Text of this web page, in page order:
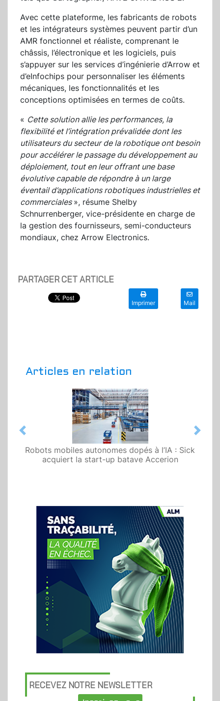
Avec cette plateforme, les fabricants de robots
et les intégrateurs systèmes peuvent partir d’un
AMR fonctionnel et réaliste, comprenant le
châssis, l’électronique et les logiciels, puis
s’appuyer sur les services d’ingénierie d’Arrow et
d’eInfochips pour personnaliser les éléments
mécaniques, les fonctionnalités et les
conceptions optimisées en termes de coûts.
« Cette solution allie les performances, la
flexibilité et l’intégration prévalidée dont les
utilisateurs du secteur de la robotique ont besoin
pour accélérer le passage du développement au
déploiement, tout en leur offrant une base
évolutive capable de répondre à un large
éventail d’applications robotiques industrielles et
commerciales », résume Shelby
Schnurrenberger, vice-présidente en charge de
la gestion des fournisseurs, semi-conducteurs
mondiaux, chez Arrow Electronics.
PARTAGER CET ARTICLE
Imprimer Mail
Articles en relation
Robots mobiles autonomes dopés à l’IA : Sick
acquiert la start-up batave Accerion
Previous Next
RECEVEZ NOTRE NEWSLETTER